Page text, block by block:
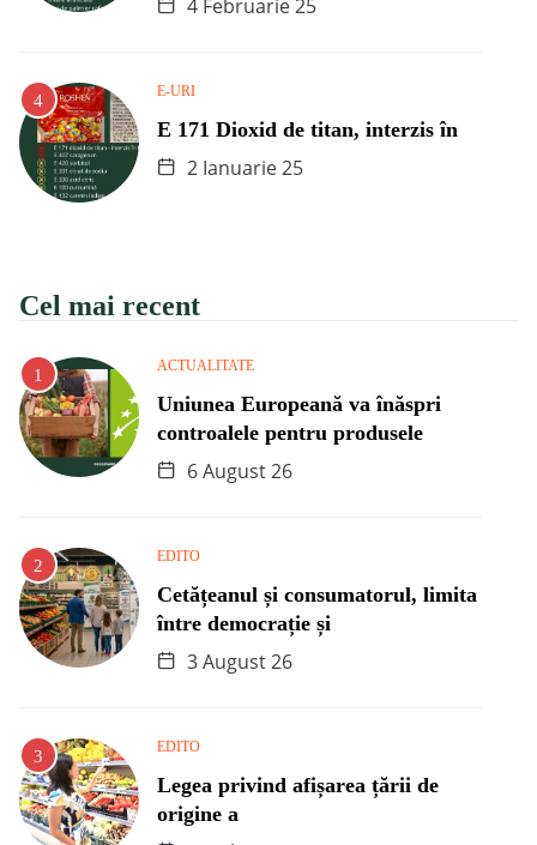
4 Februarie 25
E-URI
E 171 Dioxid de titan, interzis în
2 Ianuarie 25
Cel mai recent
ACTUALITATE
Uniunea Europeană va înăspri
controalele pentru produsele
6 August 26
EDITO
Cetățeanul și consumatorul, limita
între democrație și
3 August 26
EDITO
Legea privind afișarea țării de
origine a